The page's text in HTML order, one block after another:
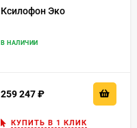
Ксилофон Эко
В НАЛИЧИИ
259 247
КУПИТЬ В 1 КЛИК